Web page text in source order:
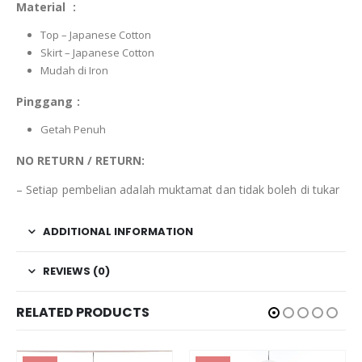
Material :
Top – Japanese Cotton
Skirt – Japanese Cotton
Mudah di Iron
Pinggang :
Getah Penuh
NO RETURN / RETURN:
– Setiap pembelian adalah muktamat dan tidak boleh di tukar
ADDITIONAL INFORMATION
REVIEWS (0)
RELATED PRODUCTS